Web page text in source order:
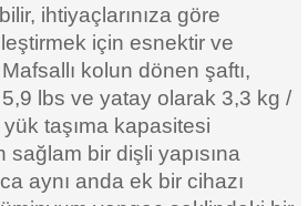
ihtiyaçlarınıza göre
için esnektir ve
kolun dönen şaftı,
lbs ve yatay olarak 3,3 kg /
taşıma kapasitesi
bir dişli yapısına
aynı anda ek bir cihazı